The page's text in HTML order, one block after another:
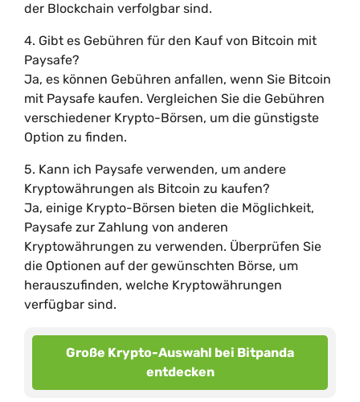
der Blockchain verfolgbar sind.
4. Gibt es Gebühren für den Kauf von Bitcoin mit
Paysafe?
Ja, es können Gebühren anfallen, wenn Sie Bitcoin
mit Paysafe kaufen. Vergleichen Sie die Gebühren
verschiedener Krypto-Börsen, um die günstigste
Option zu finden.
5. Kann ich Paysafe verwenden, um andere
Kryptowährungen als Bitcoin zu kaufen?
Ja, einige Krypto-Börsen bieten die Möglichkeit,
Paysafe zur Zahlung von anderen
Kryptowährungen zu verwenden. Überprüfen Sie
die Optionen auf der gewünschten Börse, um
herauszufinden, welche Kryptowährungen
verfügbar sind.
Große Krypto-Auswahl bei Bitpanda
entdecken